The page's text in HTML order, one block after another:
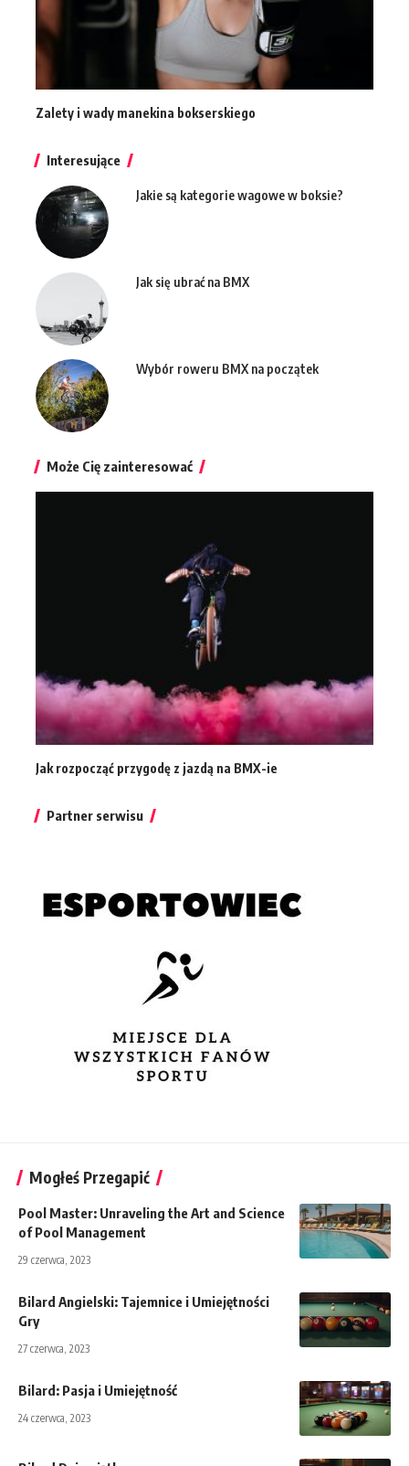
Zalety i wady manekina bokserskiego
Interesujące
Jakie są kategorie wagowe w boksie?
Jak się ubrać na BMX
Wybór roweru BMX na początek
Może Cię zainteresować
Jak rozpocząć przygodę z jazdą na BMX-ie
Partner serwisu
Mogłeś Przegapić
Pool Master: Unraveling the Art and Science
of Pool Management
29 czerwca, 2023
Bilard Angielski: Tajemnice i Umiejętności
Gry
27 czerwca, 2023
Bilard: Pasja i Umiejętność
24 czerwca, 2023